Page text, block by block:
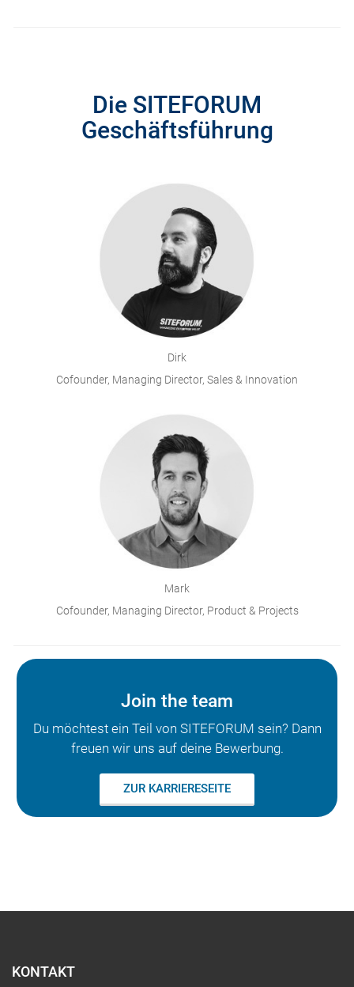
Die SITEFORUM
Geschäftsführung
Dirk
Cofounder, Managing Director, Sales & Innovation
Mark
Cofounder, Managing Director, Product & Projects
Join the team
Du möchtest ein Teil von SITEFORUM sein? Dann
freuen wir uns auf deine Bewerbung.
ZUR KARRIERESEITE
KONTAKT